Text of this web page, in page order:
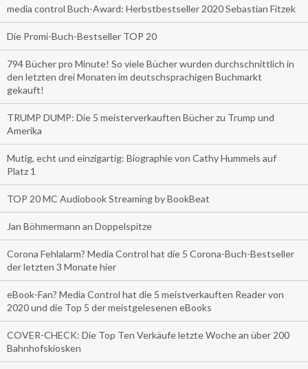
media control Buch-Award: Herbstbestseller 2020 Sebastian Fitzek
Die Promi-Buch-Bestseller TOP 20
794 Bücher pro Minute! So viele Bücher wurden durchschnittlich in
den letzten drei Monaten im deutschsprachigen Buchmarkt
gekauft!
TRUMP DUMP: Die 5 meisterverkauften Bücher zu Trump und
Amerika
Mutig, echt und einzigartig: Biographie von Cathy Hummels auf
Platz 1
TOP 20 MC Audiobook Streaming by BookBeat
Jan Böhmermann an Doppelspitze
Corona Fehlalarm? Media Control hat die 5 Corona-Buch-Bestseller
der letzten 3 Monate hier
eBook-Fan? Media Control hat die 5 meistverkauften Reader von
2020 und die Top 5 der meistgelesenen eBooks
COVER-CHECK: Die Top Ten Verkäufe letzte Woche an über 200
Bahnhofskiosken